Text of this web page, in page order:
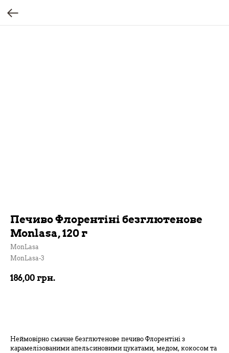
Печиво Флорентіні безглютенове
Monlasa, 120 г
MonLasa
MonLasa-3
186,00 грн.
Неймовірно смачне безглютенове печиво Флорентіні з
карамелізованими апельсиновими цукатами, медом, кокосом та